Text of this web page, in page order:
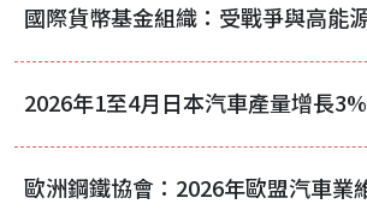
2026年1至4月日本汽車產量增長3%